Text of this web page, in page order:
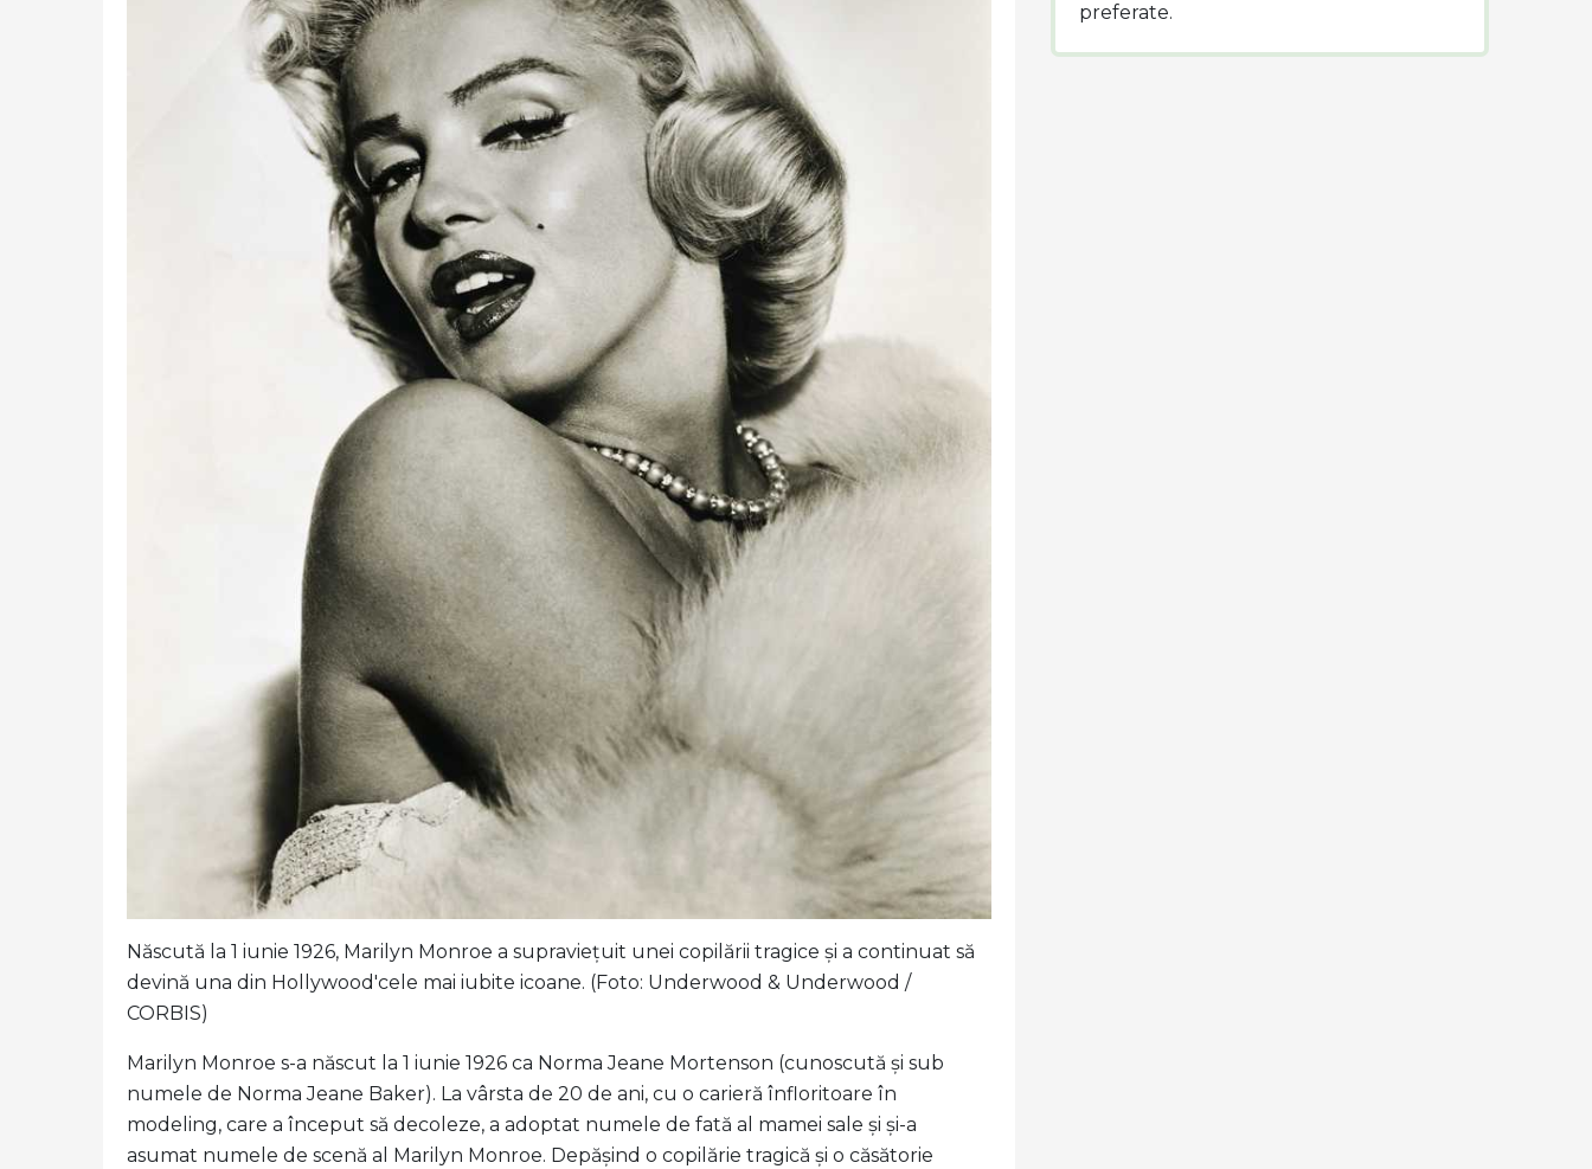
Născută la 1 iunie 1926, Marilyn Monroe a supraviețuit unei copilării tragice și a continuat să
devină una din Hollywood'cele mai iubite icoane. (Foto: Underwood & Underwood /
CORBIS)
Marilyn Monroe s-a născut la 1 iunie 1926 ca Norma Jeane Mortenson (cunoscută și sub
numele de Norma Jeane Baker). La vârsta de 20 de ani, cu o carieră înfloritoare în
modeling, care a început să decoleze, a adoptat numele de fată al mamei sale și și-a
asumat numele de scenă al Marilyn Monroe. Depășind o copilărie tragică și o căsătorie
preferate.